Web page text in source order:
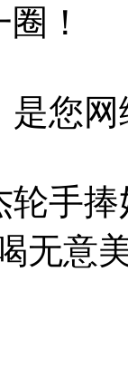
！
您网
手捧
无意